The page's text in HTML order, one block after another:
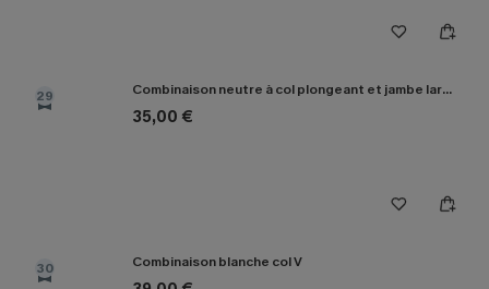
29 Combinaison neutre à col plongeant et jambe large
35,00 €
30 Combinaison blanche col V